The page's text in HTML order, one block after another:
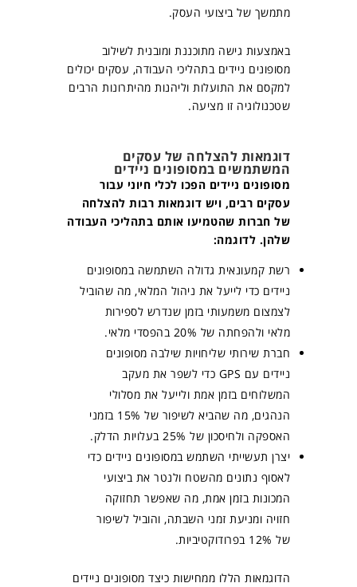
מתמשך של ביצועי העסק.
באמצעות גישה מתוכננת ומובנית לשילוב
מסופונים ניידים בתהליכי העבודה, עסקים יכולים
למקסם את התועלות וליהנות מהיתרונות הרבים
שטכנולוגיה זו מציעה.
דוגמאות להצלחה של עסקים
המשתמשים במסופונים ניידים
מסופונים ניידים הפכו לכלי חיוני עבור
עסקים רבים, ויש דוגמאות רבות להצלחה
של חברות שהטמיעו אותם בתהליכי העבודה
שלהן. לדוגמה:
רשת קמעונאית גדולה השתמשה במסופונים
ניידים כדי לייעל את ניהול המלאי, מה שהוביל
לצמצום משמעותי בזמן שנדרש לספירות
מלאי ולהפחתה של 20% בהפסדי מלאי.
חברת שירותי שליחויות שילבה מסופונים
ניידים עם GPS כדי לשפר את מעקב
המשלוחים בזמן אמת ולייעל את מסלולי
הנהגים, מה שהביא לשיפור של 15% בזמני
האספקה ולחיסכון של 25% בעלויות הדלק.
יצרן תעשייתי השתמש במסופונים ניידים כדי
לאסוף נתונים מהשטח ולנטר את ביצועי
המכונות בזמן אמת, מה שאפשר תחזוקה
חזויה ומניעת זמני השבתה, והוביל לשיפור
של 12% בפרודוקטיביות.
הדוגמאות הללו ממחישות כיצד מסופונים ניידים